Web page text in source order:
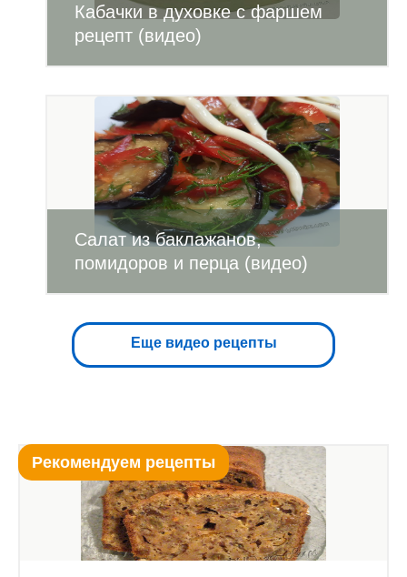
Кабачки в духовке с фаршем
рецепт (видео)
Салат из баклажанов,
помидоров и перца (видео)
Еще видео рецепты
Рекомендуем рецепты